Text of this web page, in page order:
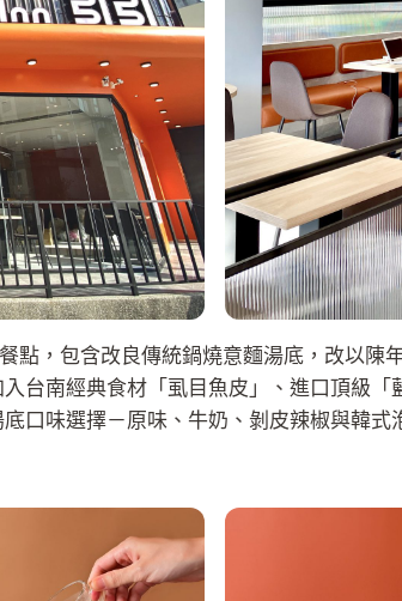
點，包含改良傳統鍋燒意麵湯底，改以
台南經典食材「虱目魚皮」、進口頂級
口味選擇－原味、牛奶、剝皮辣椒與韓